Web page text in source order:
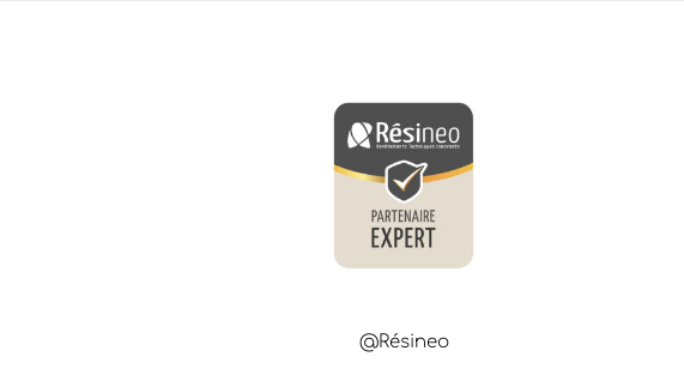
@Résineo